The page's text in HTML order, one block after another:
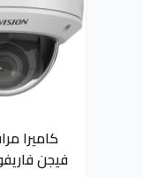
كاميرا
فيجن